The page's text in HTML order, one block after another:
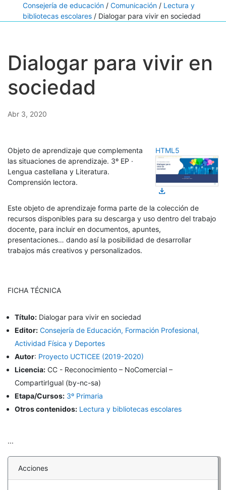
Consejería de educación/ Comunicación/ Lectura y
bibliotecas escolares/ Dialogar para vivir en sociedad
Dialogar para vivir en
sociedad
Abr 3, 2020
HTML5
download
Objeto de aprendizaje que complementa
las situaciones de aprendizaje. 3º EP ·
Lengua castellana y Literatura.
Comprensión lectora.
Este objeto de aprendizaje forma parte de la colección de
recursos disponibles para su descarga y uso dentro del trabajo
docente, para incluir en documentos, apuntes,
presentaciones… dando así la posibilidad de desarrollar
trabajos más creativos y personalizados.
FICHA TÉCNICA
Título: Dialogar para vivir en sociedad
Editor: Consejería de Educación, Formación Profesional,
Actividad Física y Deportes
Autor: Proyecto UCTICEE (2019-2020)
Licencia: CC - Reconocimiento – NoComercial –
CompartirIgual (by-nc-sa)
Etapa/Cursos: 3º Primaria
Otros contenidos: Lectura y bibliotecas escolares
...
Acciones